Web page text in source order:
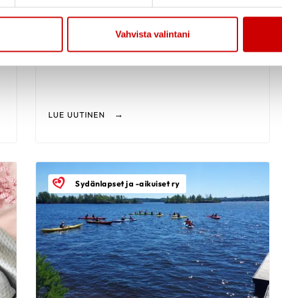
Vahvista valintani
Sydänlasten viikko 2026 -
kaikki sairaudet eivät näy
LUE UUTINEN
Sydänlapset ja -aikuiset ry